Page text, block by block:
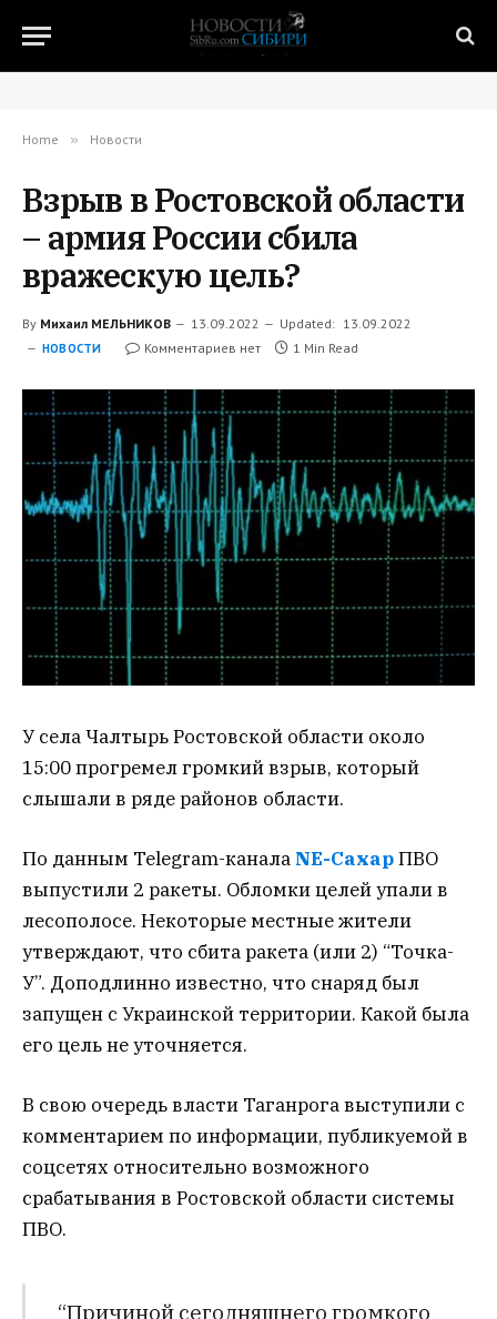
Home » Новости
Взрыв в Ростовской области
– армия России сбила
вражескую цель?
By Михаил МЕЛЬНИКОВ 13.09.2022 Updated: 13.09.2022
НОВОСТИ Комментариев нет 1 Min Read
У села Чалтырь Ростовской области около
15:00 прогремел громкий взрыв, который
слышали в ряде районов области.
По данным Telegram-канала NE-СахарПВО
выпустили 2 ракеты. Обломки целей упали в
лесополосе. Некоторые местные жители
утверждают, что сбита ракета (или 2) “Точка-
У”. Доподлинно известно, что снаряд был
запущен с Украинской территории. Какой была
его цель не уточняется.
В свою очередь власти Таганрога выступили с
комментарием по информации, публикуемой в
соцсетях относительно возможного
срабатывания в Ростовской области системы
ПВО.
“Причиной сегодняшнего громкого